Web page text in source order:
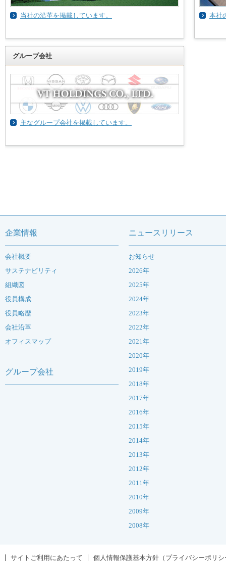
当社の沿革を掲載しています。 本社
グループ会社
主なグループ会社を掲載しています。
企業情報
会社概要
サステナビリティ
組織図
役員構成
役員略歴
会社沿革
オフィスマップ
グループ会社
ニュースリリース
お知らせ
2026年
2025年
2024年
2023年
2022年
2021年
2020年
2019年
2018年
2017年
2016年
2015年
2014年
2013年
2012年
2011年
2010年
2009年
2008年
サイトご利用にあたって 個人情報保護基本方針（プライバシーポリシ